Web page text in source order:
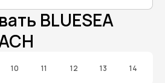
BLUESEA
10 11 12 13 14